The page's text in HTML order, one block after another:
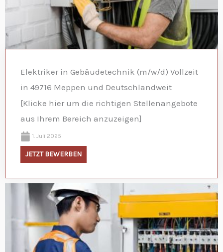
Elektriker in Gebäudetechnik (m/w/d) Vollzeit
in 49716 Meppen und Deutschlandweit
[Klicke hier um die richtigen Stellenangebote
aus Ihrem Bereich anzuzeigen]
1. Juli 2025
JETZT BEWERBEN